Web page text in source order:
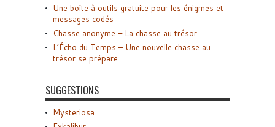
Une boîte à outils gratuite pour les énigmes et
messages codés
Chasse anonyme – La chasse au trésor
L’Écho du Temps – Une nouvelle chasse au
trésor se prépare
SUGGESTIONS
Mysteriosa